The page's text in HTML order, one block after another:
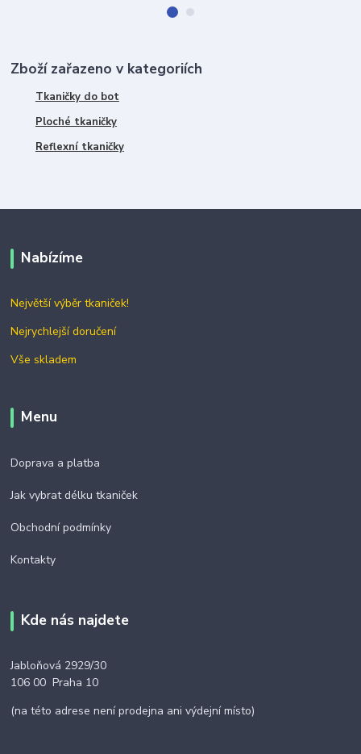
Zboží zařazeno v kategoriích
Tkaničky do bot
Ploché tkaničky
Reflexní tkaničky
Nabízíme
Největší výběr tkaniček!
Nejrychlejší doručení
Vše skladem
Menu
Doprava a platba
Jak vybrat délku tkaniček
Obchodní podmínky
Kontakty
Kde nás najdete
Jabloňová 2929/30
106 00 Praha 10
(na této adrese není prodejna ani výdejní místo)